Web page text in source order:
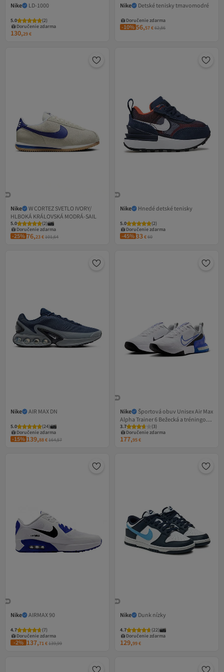
Nike LD-1000
5.0 (2)
Doručenie zdarma
130,29€
Nike Detské tenisky tmavomodré
Doručenie zdarma
-10% 56,57€62,86
Nike
W CORTEZ SVETLO IVORY/
HLBOKÁ KRÁLOVSKÁ MODRÁ-SAIL
5.0 (2)
Doručenie zdarma
-25% 76,23€101,64
Nike Hnedé detské tenisky
5.0 (2)
Doručenie zdarma
-45% 33€60
Nike AIR MAX DN
5.0 (24)
Doručenie zdarma
-15% 139,88€164,57
Nike
Športová obuv Unisex Air Max
Alpha Trainer 6 Bežecká a tréningová
obuv 1 veľkosť Slim Fit
3.7 (3)
Doručenie zdarma
177,95€
Nike AIRMAX 90
4.7 (7)
Doručenie zdarma
-2% 137,71€139,99
Nike Dunk nízky
4.7 (22)
Doručenie zdarma
129,99€